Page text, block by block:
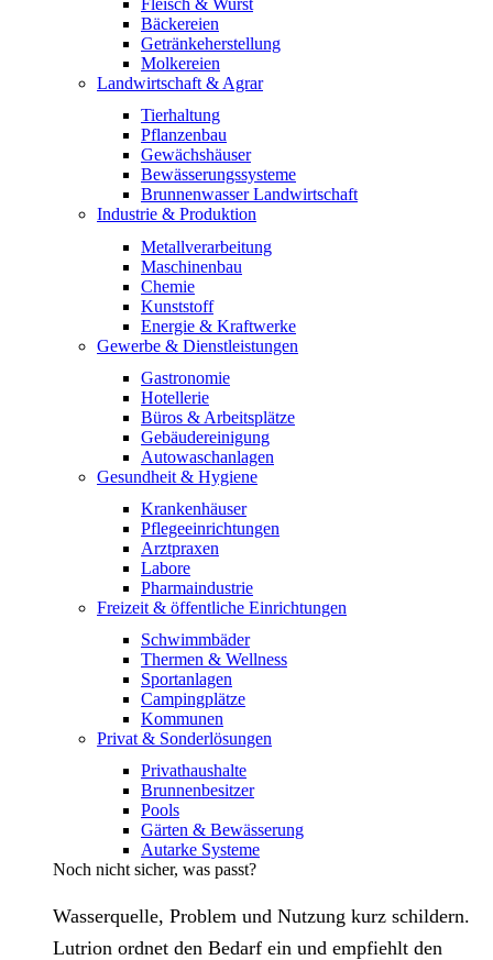
Fleisch & Wurst
Bäckereien
Getränkeherstellung
Molkereien
Landwirtschaft & Agrar
Tierhaltung
Pflanzenbau
Gewächshäuser
Bewässerungssysteme
Brunnenwasser Landwirtschaft
Industrie & Produktion
Metallverarbeitung
Maschinenbau
Chemie
Kunststoff
Energie & Kraftwerke
Gewerbe & Dienstleistungen
Gastronomie
Hotellerie
Büros & Arbeitsplätze
Gebäudereinigung
Autowaschanlagen
Gesundheit & Hygiene
Krankenhäuser
Pflegeeinrichtungen
Arztpraxen
Labore
Pharmaindustrie
Freizeit & öffentliche Einrichtungen
Schwimmbäder
Thermen & Wellness
Sportanlagen
Campingplätze
Kommunen
Privat & Sonderlösungen
Privathaushalte
Brunnenbesitzer
Pools
Gärten & Bewässerung
Autarke Systeme
Noch nicht sicher, was passt?
Wasserquelle, Problem und Nutzung kurz schildern.
Lutrion ordnet den Bedarf ein und empfiehlt den